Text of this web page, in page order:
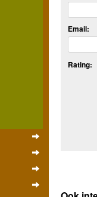
Email:
Rating: